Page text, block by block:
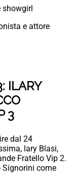
showgirl
e attore
ILARY
3
dal 24
lary Blasi,
Fratello Vip 2.
come